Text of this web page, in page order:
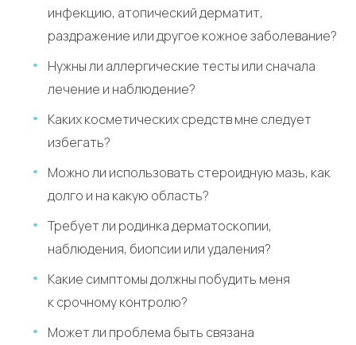
инфекцию, атопический дерматит,
раздражение или другое кожное заболевание?
Нужны ли аллергические тесты или сначала
лечение и наблюдение?
Каких косметических средств мне следует
избегать?
Можно ли использовать стероидную мазь, как
долго и на какую область?
Требует ли родинка дерматоскопии,
наблюдения, биопсии или удаления?
Какие симптомы должны побудить меня
к срочному контролю?
Может ли проблема быть связана